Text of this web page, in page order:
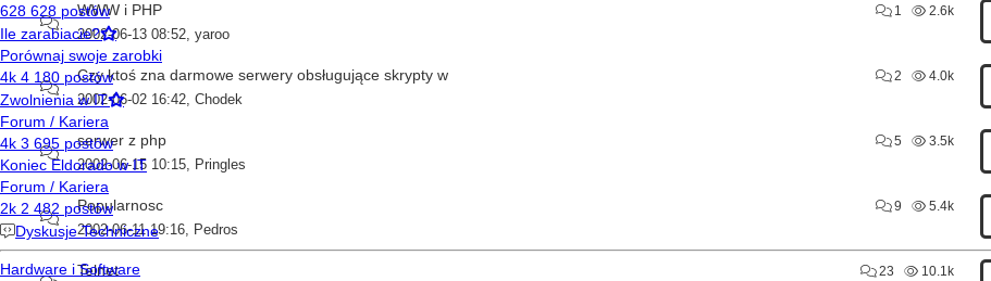
WWW i PHP 1 2.6k
2002-06-13 08:52, yaroo
Czy ktoś zna darmowe serwery obsługujące skrypty w 2 4.0k
2002-06-02 16:42, Chodek
serwer z php 5 3.5k
2002-06-15 10:15, Pringles
Popularnosc 9 5.4k
2002-06-11 19:16, Pedros
Telnet 23 10.1k